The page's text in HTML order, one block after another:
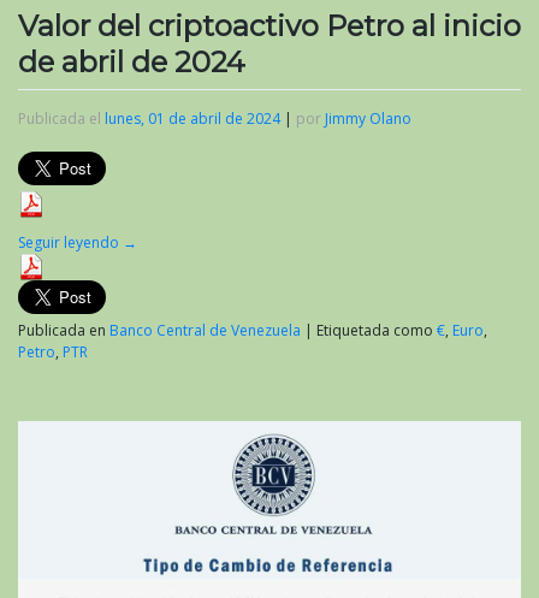
Valor del criptoactivo Petro al inicio
de abril de 2024
Publicada el lunes, 01 de abril de 2024| por Jimmy Olano
Seguir leyendo →
Publicada en Banco Central de Venezuela | Etiquetada como €, Euro,
Petro, PTR